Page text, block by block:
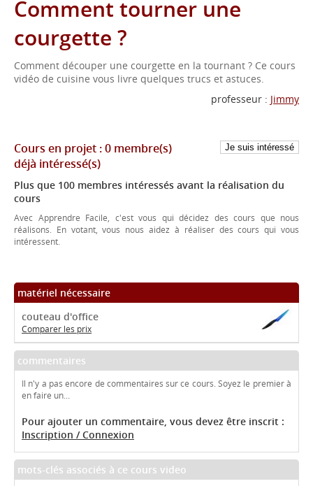
Comment tourner une
courgette ?
Comment découper une courgette en la tournant ? Ce cours
vidéo de cuisine vous livre quelques trucs et astuces.
professeur : Jimmy
Cours en projet :0 membre(s)
déjà intéressé(s)
Plus que 100 membres intéressés avant la réalisation du
cours
Avec Apprendre Facile, c'est vous qui décidez des cours que nous
réalisons. En votant, vous nous aidez à réaliser des cours qui vous
intéressent.
matériel nécessaire
couteau d'office
Comparer les prix
commentaires
Il n'y a pas encore de commentaires sur ce cours. Soyez le premier à
en faire un...
Pour ajouter un commentaire, vous devez être inscrit :
Inscription / Connexion
mots-clés associés à ce cours video